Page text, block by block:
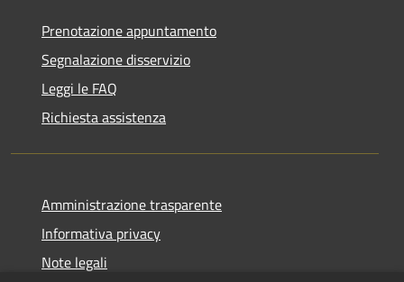
Prenotazione appuntamento
Segnalazione disservizio
Leggi le FAQ
Richiesta assistenza
Amministrazione trasparente
Informativa privacy
Note legali